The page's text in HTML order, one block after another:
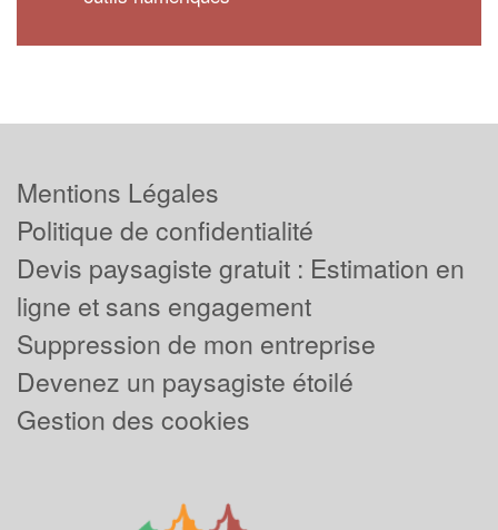
Mentions Légales
Politique de confidentialité
Devis paysagiste gratuit : Estimation en
ligne et sans engagement
Suppression de mon entreprise
Devenez un paysagiste étoilé
Gestion des cookies